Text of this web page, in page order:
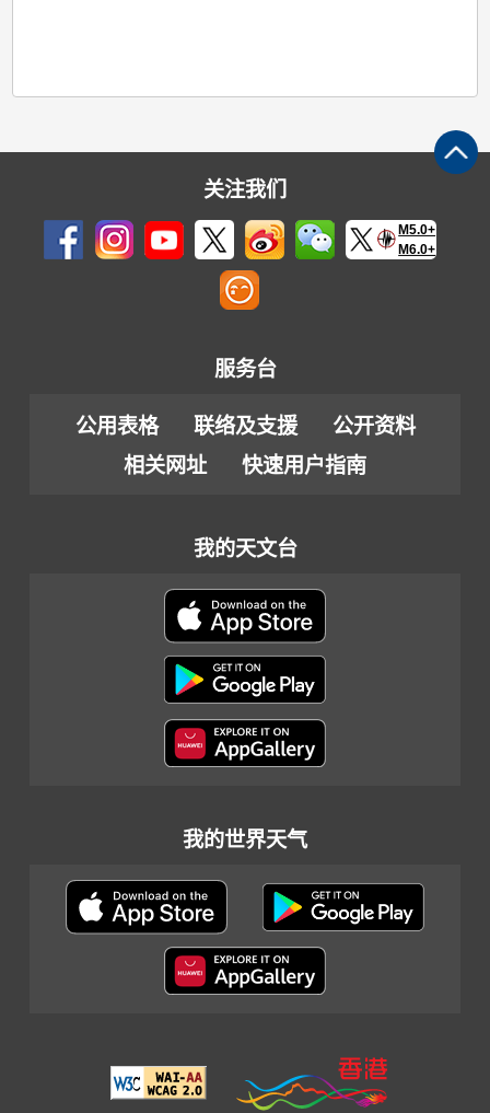
关注我们
M5.0+
M6.0+
服务台
公用表格 联络及支援
公开资料
相关网址
快速用户指南
我的天文台
我的世界天气